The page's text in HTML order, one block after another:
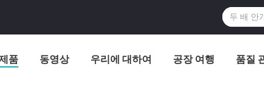
품 동영상 우리에 대하여 공장 여행 품질